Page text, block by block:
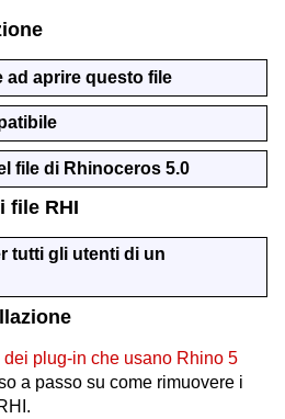
ad aprire questo file
file di Rhinoceros 5.0
file RHI
tutti gli utenti di un
plug-in che usano Rhino 5
a passo su come rimuovere i